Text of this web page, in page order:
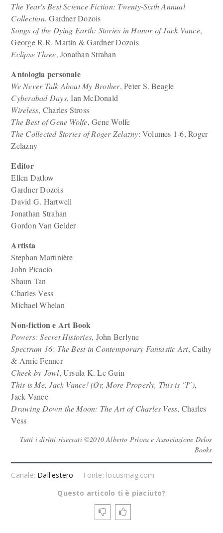
The Year's Best Science Fiction: Twenty-Sixth Annual
Collection, Gardner Dozois
Songs of the Dying Earth: Stories in Honor of Jack Vance,
George R.R. Martin & Gardner Dozois
Eclipse Three, Jonathan Strahan
Antologia personale
We Never Talk About My Brother, Peter S. Beagle
Cyberabad Days, Ian McDonald
Wireless, Charles Stross
The Best of Gene Wolfe, Gene Wolfe
The Collected Stories of Roger Zelazny: Volumes 1-6, Roger
Zelazny
Editor
Ellen Datlow
Gardner Dozois
David G. Hartwell
Jonathan Strahan
Gordon Van Gelder
Artista
Stephan Martinière
John Picacio
Shaun Tan
Charles Vess
Michael Whelan
Non-fiction e Art Book
Powers: Secret Histories, John Berlyne
Spectrum 16: The Best in Contemporary Fantastic Art, Cathy
& Arnie Fenner
Cheek by Jowl, Ursula K. Le Guin
This is Me, Jack Vance! (Or, More Properly, This is "I"),
Jack Vance
Drawing Down the Moon: The Art of Charles Vess, Charles
Vess
Tutti i diritti riservati ©2010 Alberto Priora e Associazione Delos
Books
Canale: Dall'estero
Fonte: locusmag.com
Questo articolo ti è piaciuto?